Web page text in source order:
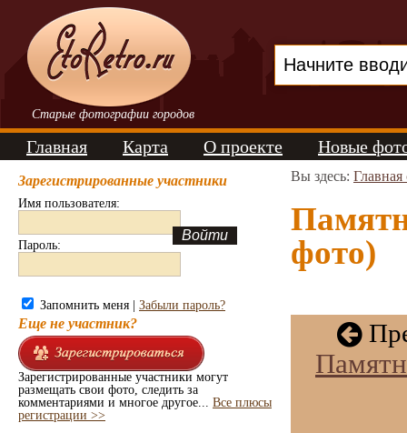
Старые фотографии городов
Главная Карта О проекте Новые
Зарегистрированные участники
Имя пользователя:
Пароль:
Запомнить меня | Забыли пароль?
Еще не участник?
Зарегистрированные участники могут
размещать свои фото, следить за
комментариями и многое другое... Все плюсы
регистрации >>
Вы здесь: Главная
фото)